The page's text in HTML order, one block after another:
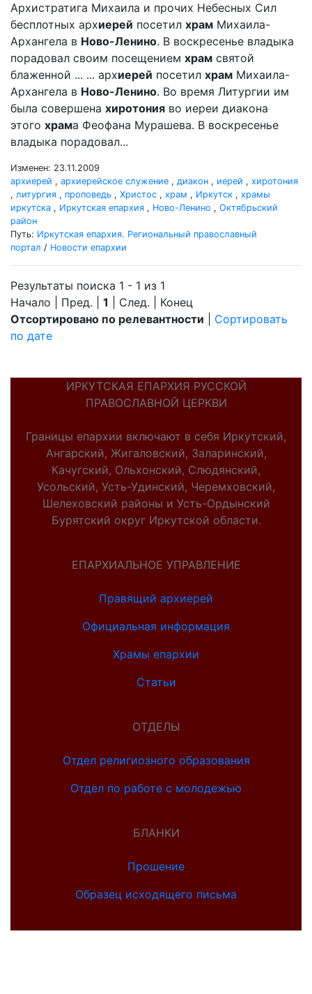
Архистратига Михаила и прочих Небесных Сил
бесплотных архиерей посетил храм Михаила-
Архангела в Ново-Ленино. В воскресенье владыка
порадовал своим посещением храм святой
блаженной ... ... архиерей посетил храм Михаила-
Архангела в Ново-Ленино. Во время Литургии им
была совершена хиротония во иереи диакона
этого храма Феофана Мурашева. В воскресенье
владыка порадовал...
Изменен: 23.11.2009
архиерей , архиерейское служение , диакон , иерей , хиротония
, литургия , проповедь , Христос , храм , Иркутск , храмы
иркутска , Иркутская епархия , Ново-Ленино , Октябрьский
район
Путь: Иркутская епархия. Региональный православный
портал / Новости епархии
Результаты поиска 1 - 1 из 1
Начало | Пред. | 1 | След. | Конец
Отсортировано по релевантности
Сортировать
по дате
ИРКУТСКАЯ ЕПАРХИЯ РУССКОЙ
ПРАВОСЛАВНОЙ ЦЕРКВИ
Границы епархии включают в себя Иркутский,
Ангарский, Жигаловский, Заларинский,
Качугский, Ольхонский, Слюдянский,
Усольский, Усть-Удинский, Черемховский,
Шелеховский районы и Усть-Ордынский
Бурятский округ Иркутской области.
ЕПАРХИАЛЬНОЕ УПРАВЛЕНИЕ
Правящий архиерей
Официальная информация
Храмы епархии
Статьи
ОТДЕЛЫ
Отдел религиозного образования
Отдел по работе с молодежью
БЛАНКИ
Прошение
Образец исходящего письма